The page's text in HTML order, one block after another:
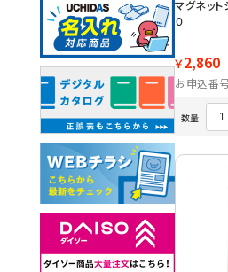
マグネッ
０
￥2,860
お申込番
数量: